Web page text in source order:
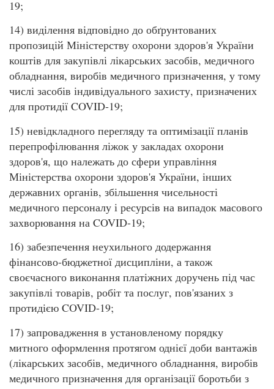
19;
14) виділення відповідно до обґрунтованих
пропозицій Міністерству охорони здоров'я України
коштів для закупівлі лікарських засобів, медичного
обладнання, виробів медичного призначення, у тому
числі засобів індивідуального захисту, призначених
для протидії COVID-19;
15) невідкладного перегляду та оптимізації планів
перепрофілювання ліжок у закладах охорони
здоров'я, що належать до сфери управління
Міністерства охорони здоров'я України, інших
державних органів, збільшення чисельності
медичного персоналу і ресурсів на випадок масового
захворювання на COVID-19;
16) забезпечення неухильного додержання
фінансово-бюджетної дисципліни, а також
своєчасного виконання платіжних доручень під час
закупівлі товарів, робіт та послуг, пов'язаних з
протидією COVID-19;
17) запровадження в установленому порядку
митного оформлення протягом однієї доби вантажів
(лікарських засобів, медичного обладнання, виробів
медичного призначення для організації боротьби з